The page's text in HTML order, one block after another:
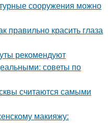
сооружения можно
правильно красить глаза
рекомендуют
советы по
считаются самыми
макияжу: